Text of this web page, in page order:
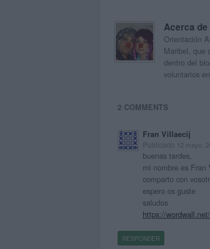
Acerca
Orientación
Maribel, que
dentro del
voluntarios
2 COMMENTS
Fran Villaecij
Publicado 12 mayo,
buenas tardes,
mi nombre es Fran
comparto con
espero os guste
saludos
https://
RESPONDER